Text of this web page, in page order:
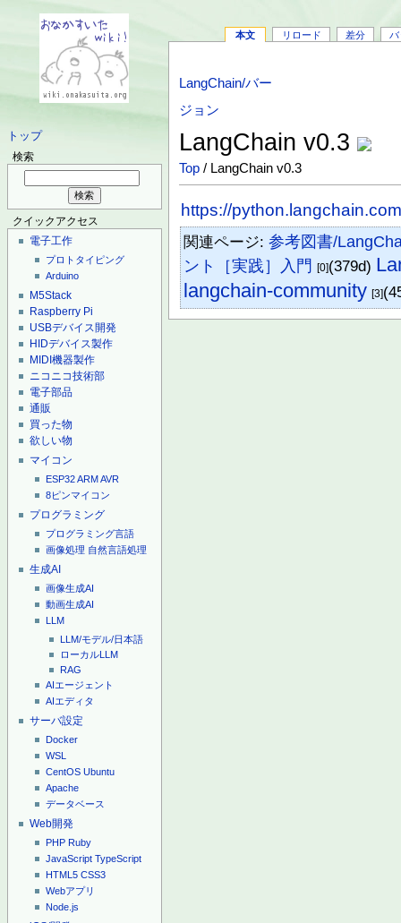
トップ
検索
クイックアクセス
電子工作
プロトタイピング
Arduino
M5Stack
Raspberry Pi
USBデバイス開発
HIDデバイス製作
MIDI機器製作
ニコニコ技術部
電子部品
通販
買った物
欲しい物
マイコン
ESP32ARMAVR
8ピンマイコン
プログラミング
プログラミング言語
画像処理 自然言語処理
生成AI
画像生成AI
動画生成AI
LLM
LLM/モデル/日本語
ローカルLLM
RAG
AIエージェント
AIエディタ
サーバ設定
Docker
WSL
CentOS Ubuntu
Apache
データベース
Web開発
PHP Ruby
JavaScript TypeScript
HTML5 CSS3
Webアプリ
Node.js
本文 リロード 差分 バ
LangChain/バー
ジョン
LangChain v0.3
Top / LangChain v0.3
https://
関連ページ:参考図書/
ント［実践］入門
[0](379d)
langchain-community [3]